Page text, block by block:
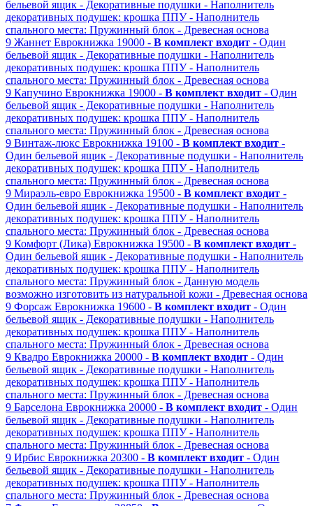
бельевой ящик - Декоративные подушки - Наполнитель
декоративных подушек: крошка ППУ - Наполнитель
спального места: Пружинный блок - Древесная основа
9 Жаннет Еврокнижка 19000 - В комплект входит - Один
бельевой ящик - Декоративные подушки - Наполнитель
декоративных подушек: крошка ППУ - Наполнитель
спального места: Пружинный блок - Древесная основа
9 Капучино Еврокнижка 19000 - В комплект входит - Один
бельевой ящик - Декоративные подушки - Наполнитель
декоративных подушек: крошка ППУ - Наполнитель
спального места: Пружинный блок - Древесная основа
9 Винтаж-люкс Еврокнижка 19100 - В комплект входит -
Один бельевой ящик - Декоративные подушки - Наполнитель
декоративных подушек: крошка ППУ - Наполнитель
спального места: Пружинный блок - Древесная основа
9 Мираэль-евро Еврокнижка 19500 - В комплект входит -
Один бельевой ящик - Декоративные подушки - Наполнитель
декоративных подушек: крошка ППУ - Наполнитель
спального места: Пружинный блок - Древесная основа
9 Комфорт (Лика) Еврокнижка 19500 - В комплект входит -
Один бельевой ящик - Декоративные подушки - Наполнитель
декоративных подушек: крошка ППУ - Наполнитель
спального места: Пружинный блок - Данную модель
возможно изготовить из натуральной кожи - Древесная основа
9 Форсаж Еврокнижка 19600 - В комплект входит - Один
бельевой ящик - Декоративные подушки - Наполнитель
декоративных подушек: крошка ППУ - Наполнитель
спального места: Пружинный блок - Древесная основа
9 Квадро Еврокнижка 20000 - В комплект входит - Один
бельевой ящик - Декоративные подушки - Наполнитель
декоративных подушек: крошка ППУ - Наполнитель
спального места: Пружинный блок - Древесная основа
9 Барселона Еврокнижка 20000 - В комплект входит - Один
бельевой ящик - Декоративные подушки - Наполнитель
декоративных подушек: крошка ППУ - Наполнитель
спального места: Пружинный блок - Древесная основа
9 Ирбис Еврокнижка 20300 - В комплект входит - Один
бельевой ящик - Декоративные подушки - Наполнитель
декоративных подушек: крошка ППУ - Наполнитель
спального места: Пружинный блок - Древесная основа